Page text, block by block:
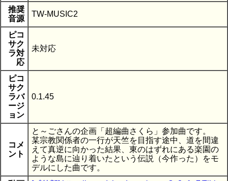
推奨
音源
TW-MUSIC2
ピコ
サク
ラ対
応
未対応
ピコ
サク
ラバ
ージ
ョン
0.1.45
コメ
ント
と～ごさんの企画「超編曲さくら」参加曲です。
某宗教関係者の一行が天竺を目指す途中、道を間違
えて真逆に向かった結果、東のはずれにある楽園の
ような島に辿り着いたという伝説（今作った）をモ
デルにした曲です。